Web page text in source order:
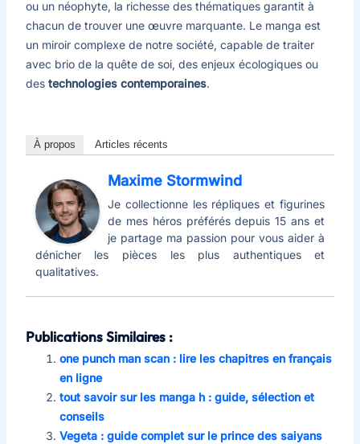
ou un néophyte, la richesse des thématiques garantit à
chacun de trouver une œuvre marquante. Le manga est
un miroir complexe de notre société, capable de traiter
avec brio de la quête de soi, des enjeux écologiques ou
des technologies contemporaines.
À propos Articles récents
Maxime Stormwind
Je collectionne les répliques et figurines
de mes héros préférés depuis 15 ans et
je partage ma passion pour vous aider à
dénicher les pièces les plus authentiques et
qualitatives.
Publications Similaires :
one punch man scan : lire les chapitres en français
en ligne
tout savoir sur les manga h : guide, sélection et
conseils
Vegeta : guide complet sur le prince des saiyans